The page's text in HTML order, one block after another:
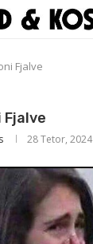
Fjalve
Fjalve
28 Tetor, 2024